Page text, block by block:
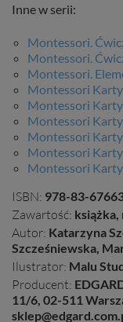
Inne w serii:
Montessori.
Montessori.
Montessori.
Montessori
Montessori
Montessori
Montessori Karty
Montessori
Montessori
ISBN: 978-83-
Zawartość:
Autor: Katarzyna
Szcześniewska,
Ilustrator: Malu
Producent:
11/6, 02-511